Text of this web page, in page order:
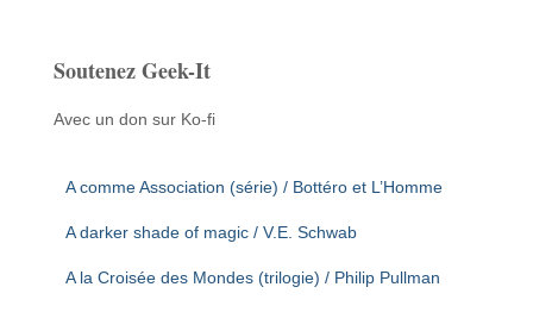
Soutenez Geek-It
Avec un don sur Ko-fi
A comme Association (série) / Bottéro et L’Homme
A darker shade of magic / V.E. Schwab
A la Croisée des Mondes (trilogie) / Philip Pullman